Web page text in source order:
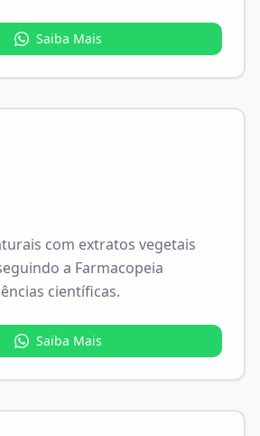
Saiba Mais
com extratos vegetais
a Farmacopeia
científicas.
Saiba Mais